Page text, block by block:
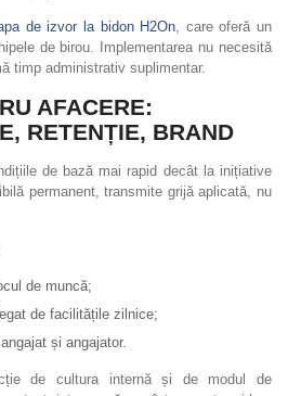
de izvor la bidon H2On, care oferă un
de birou. Implementarea nu necesită
timp administrativ suplimentar.
AFACERE:
RETENȚIE, BRAND
de bază mai rapid decât la inițiative
permanent, transmite grijă aplicată, nu
de muncă;
de facilitățile zilnice;
și angajator.
de cultura internă și de modul de